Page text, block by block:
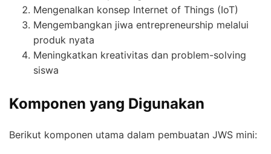
Mengenalkan konsep Internet of Things (IoT)
Mengembangkan jiwa entrepreneurship melalui
produk nyata
Meningkatkan kreativitas dan problem-solving
siswa
Komponen yang Digunakan
Berikut komponen utama dalam pembuatan JWS mini: